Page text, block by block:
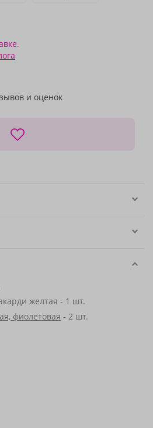
и оценок
желтая - 1 шт.
фиолетовая - 2 шт.